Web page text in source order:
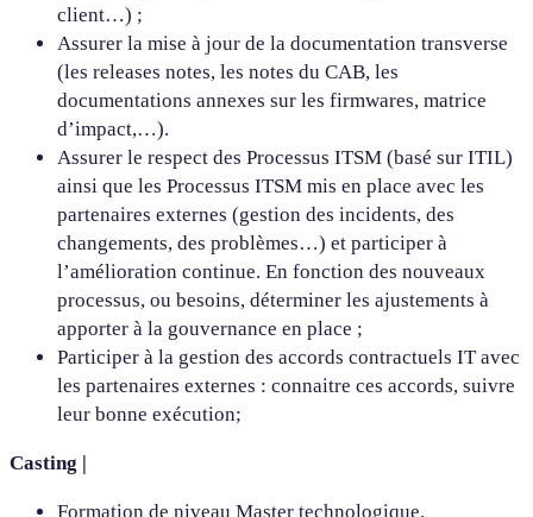
client…) ;
Assurer la mise à jour de la documentation transverse
(les releases notes, les notes du CAB, les
documentations annexes sur les firmwares, matrice
d’impact,…).
Assurer le respect des Processus ITSM (basé sur ITIL)
ainsi que les Processus ITSM mis en place avec les
partenaires externes (gestion des incidents, des
changements, des problèmes…) et participer à
l’amélioration continue. En fonction des nouveaux
processus, ou besoins, déterminer les ajustements à
apporter à la gouvernance en place ;
Participer à la gestion des accords contractuels IT avec
les partenaires externes : connaitre ces accords, suivre
leur bonne exécution;
Casting |
Formation de niveau Master technologique.